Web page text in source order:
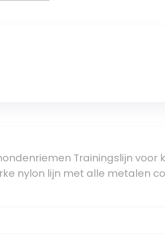
Trainingslijn voor
nylon lijn met alle metalen